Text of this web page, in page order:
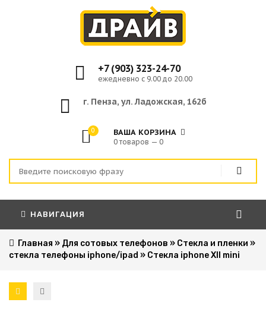
+7 (903) 323-24-70
ежедневно с 9.00 до 20.00
г. Пенза, ул. Ладожская, 162б
0 ВАША КОРЗИНА
0 товаров — 0
НАВИГАЦИЯ
Главная » Для сотовых телефонов » Стекла и пленки »
стекла телефоны iphone/ipad » Стекла iphone XII mini